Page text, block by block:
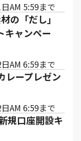
AM 5:59まで
の「だし」
キャンペー
AM 6:59まで
レープレゼン
AM 6:59まで
規口座開設キ